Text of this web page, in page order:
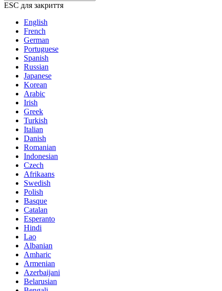
ESC для закриття
English
French
German
Portuguese
Spanish
Russian
Japanese
Korean
Arabic
Irish
Greek
Turkish
Italian
Danish
Romanian
Indonesian
Czech
Afrikaans
Swedish
Polish
Basque
Catalan
Esperanto
Hindi
Lao
Albanian
Amharic
Armenian
Azerbaijani
Belarusian